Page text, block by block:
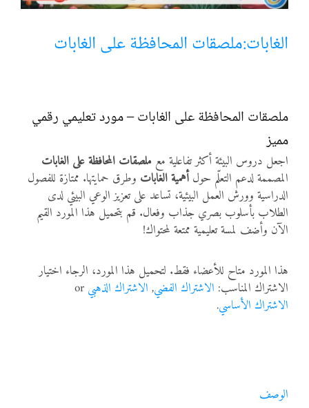
أنواع الموارد
الغابات:ملصقات المحافظة على الغابات
ملصقات المحافظة على الغابات – مورد تعليمي رقمي
مميز
اجعل دروس البيئة أكثر تفاعلية مع ملصقات المحافظة على الغابات
المصممة لدعم التعلّم حولأهمية الغابات وطرق حمايتها. ممتازة للفصول
الدراسية وورش العمل البيئية، تساعد على تعزيز الوعي البيئي لدى
الطلاب بأسلوب بصري جذاب وفعال. قم بتحميل هذا المورد القيم
الآن وأضف لمسة تعليمية ممتعة لمحتواك!
هذا المورد متاح للأعضاء فقط. لتحميل هذا المورد، الرجاء اختيار
الاشتراك المناسب: الاشتراك الفضي, الاشتراك الذهبي
الاشتراك الأساسي.
الوصف